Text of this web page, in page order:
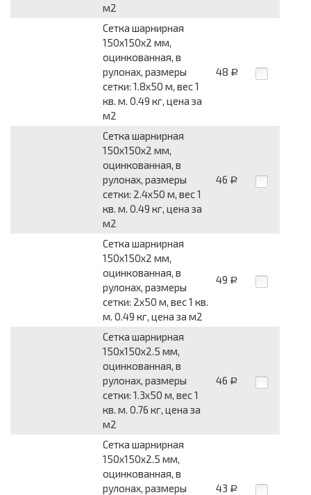
м2
Сетка шарнирная
150x150x2 мм,
оцинкованная, в
рулонах, размеры
сетки: 1.8x50 м, вес 1
кв. м. 0.49 кг, цена за
м2
48 Р
Сетка шарнирная
150x150x2 мм,
оцинкованная, в
рулонах, размеры
сетки: 2.4x50 м, вес 1
кв. м. 0.49 кг, цена за
м2
46 Р
Сетка шарнирная
150x150x2 мм,
оцинкованная, в
рулонах, размеры
сетки: 2x50 м, вес 1 кв.
м. 0.49 кг, цена за м2
49 Р
Сетка шарнирная
150x150x2.5 мм,
оцинкованная, в
рулонах, размеры
сетки: 1.3x50 м, вес 1
кв. м. 0.76 кг, цена за
м2
46 Р
Сетка шарнирная
150x150x2.5 мм,
оцинкованная, в
рулонах, размеры
43 Р